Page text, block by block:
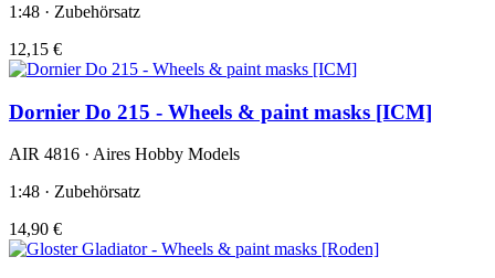
1:48 · Zubehörsatz
12,15 €
Dornier Do 215 - Wheels & paint masks [ICM]
AIR 4816 · Aires Hobby Models
1:48 · Zubehörsatz
14,90 €